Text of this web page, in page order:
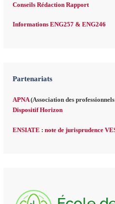
Conseils Rédaction Rapport
Informations ENG257 & ENG246
Partenariats
APNA(Association des
Dispositif Horizon
ENSIATE : note de jurisprudence